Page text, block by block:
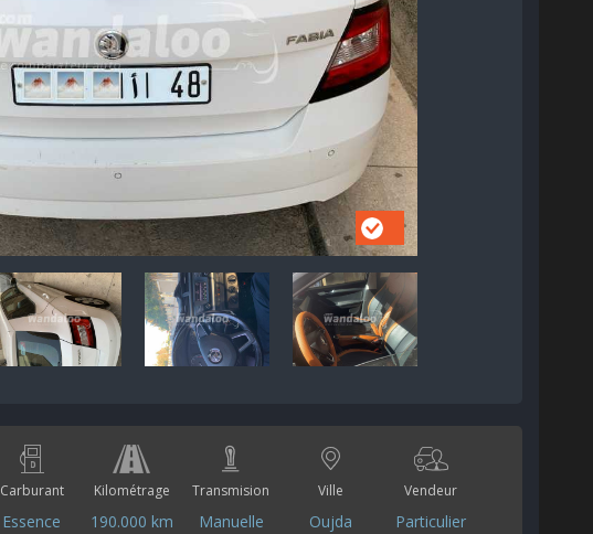
Carburant
Essence
Kilométrage
190.000 km
Transmision
Manuelle
Ville
Oujda
Vendeur
Particulier